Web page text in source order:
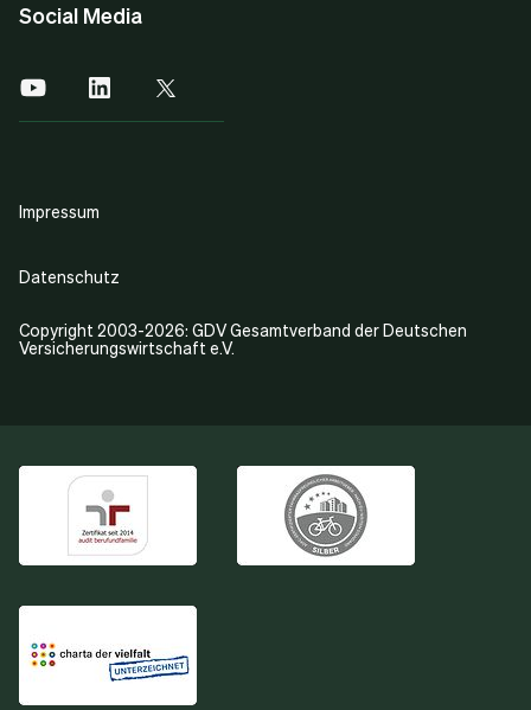
Social Media
Copyright 2003-2026: GDV Gesamtverband der Deutschen
Versicherungswirtschaft e.V.
Impressum
Datenschutz